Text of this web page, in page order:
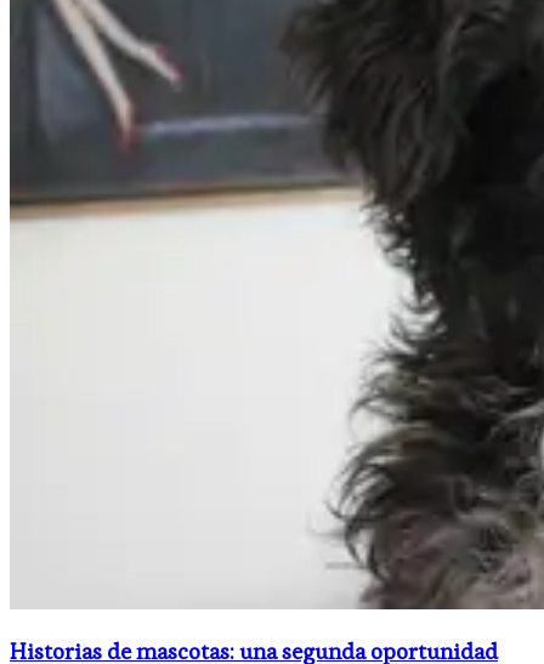
Historias de mascotas: una segunda oportunidad